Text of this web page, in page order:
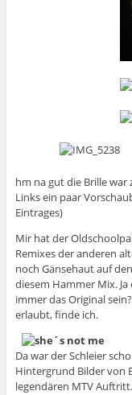
hm na gut die Brille war
Links ein paar
Eintrages)
Mir hat der
Remixes der anderen
noch Gänsehaut auf
diesem Hammer Mix.
immer das Original
erlaubt, finde ich.
Da war der Schleier
Hintergrund Bilder von
legendären MTV